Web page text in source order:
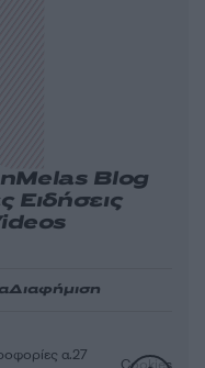
Melas Blog
Ειδήσεις
Διαφήμιση
α.27